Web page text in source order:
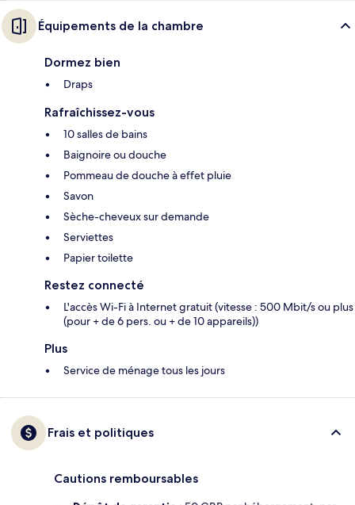
Équipements de la chambre
Dormez bien
Draps
Rafraîchissez-vous
10 salles de bains
Baignoire ou douche
Pommeau de douche à effet pluie
Savon
Sèche-cheveux sur demande
Serviettes
Papier toilette
Restez connecté
L'accès Wi-Fi à Internet gratuit (vitesse : 500 Mbit/s ou plus
(pour + de 6 pers. ou + de 10 appareils))
Plus
Service de ménage tous les jours
Frais et politiques
Cautions remboursables